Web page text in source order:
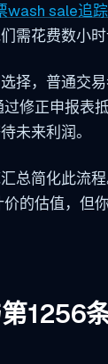
wash sale追
需花费数小时
择，普通交
修正申报表
未来利润。
总简化此流程
的估值，但
1256